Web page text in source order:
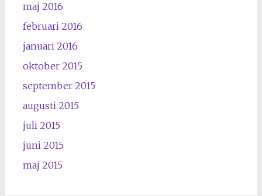
maj 2016
februari 2016
januari 2016
oktober 2015
september 2015
augusti 2015
juli 2015
juni 2015
maj 2015